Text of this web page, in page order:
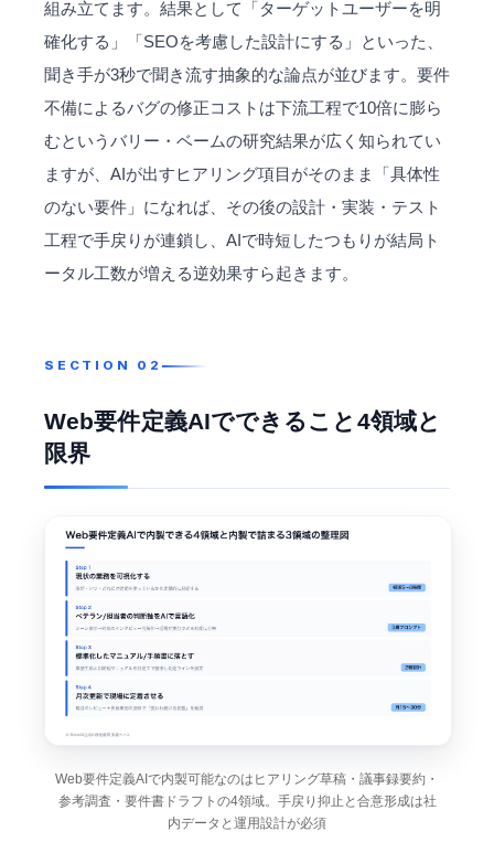
組み立てます。結果として「ターゲットユーザーを明
確化する」「SEOを考慮した設計にする」といった、
聞き手が3秒で聞き流す抽象的な論点が並びます。要件
不備によるバグの修正コストは下流工程で10倍に膨ら
むというバリー・ベームの研究結果が広く知られてい
ますが、AIが出すヒアリング項目がそのまま「具体性
のない要件」になれば、その後の設計・実装・テスト
工程で手戻りが連鎖し、AIで時短したつもりが結局ト
ータル工数が増える逆効果すら起きます。
Web要件定義AIでできること4領域と
限界
Web要件定義AIで内製可能なのはヒアリング草稿・議事録要約・
参考調査・要件書ドラフトの4領域。手戻り抑止と合意形成は社
内データと運用設計が必須